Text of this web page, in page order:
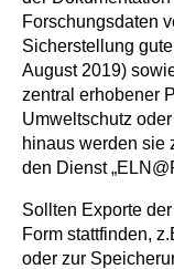
Forschungsdaten
Sicherstellung
August 2019)
zentral erhobener
Umweltschutz
hinaus werden sie
den Dienst
Sollten Exporte
Form stattfinden,
oder zur